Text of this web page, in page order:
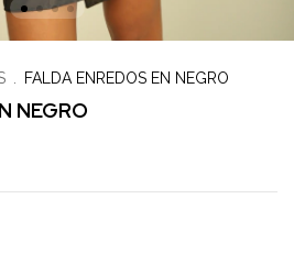
FALDA ENREDOS EN NEGRO
NEGRO